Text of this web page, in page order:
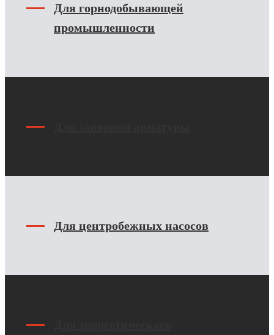
Для горнодобывающей
промышленности
Для центробежных насосов